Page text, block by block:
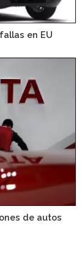
en EU
de autos